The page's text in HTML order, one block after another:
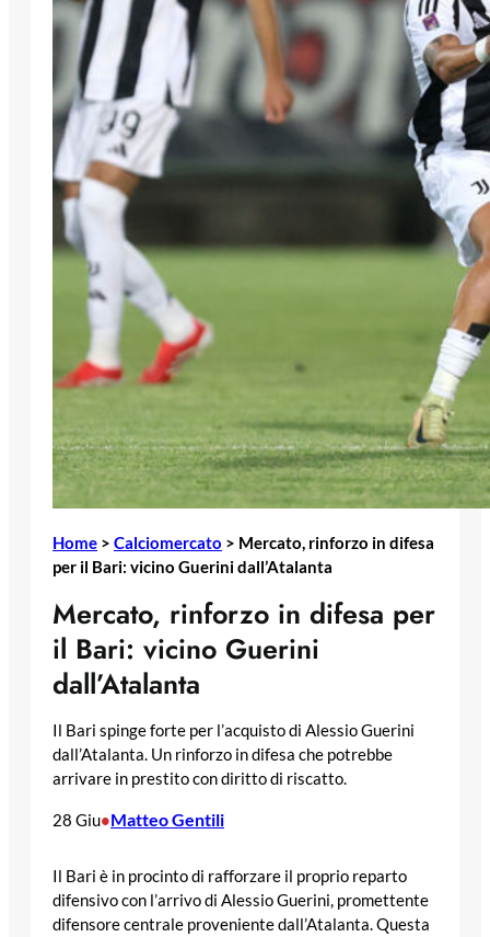
Home > Calciomercato > Mercato, rinforzo in difesa
per il Bari: vicino Guerini dall’Atalanta
Mercato, rinforzo in difesa per
il Bari: vicino Guerini
dall’Atalanta
Il Bari spinge forte per l’acquisto di Alessio Guerini
dall’Atalanta. Un rinforzo in difesa che potrebbe
arrivare in prestito con diritto di riscatto.
28 Giu•Matteo Gentili
Il Bari è in procinto di rafforzare il proprio reparto
difensivo con l’arrivo di Alessio Guerini, promettente
difensore centrale proveniente dall’Atalanta. Questa